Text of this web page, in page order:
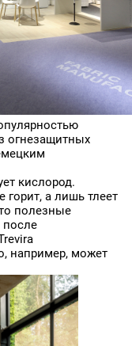
огнезащитных
кислород.
горит, а лишь тлеет
полезные
после
например, может